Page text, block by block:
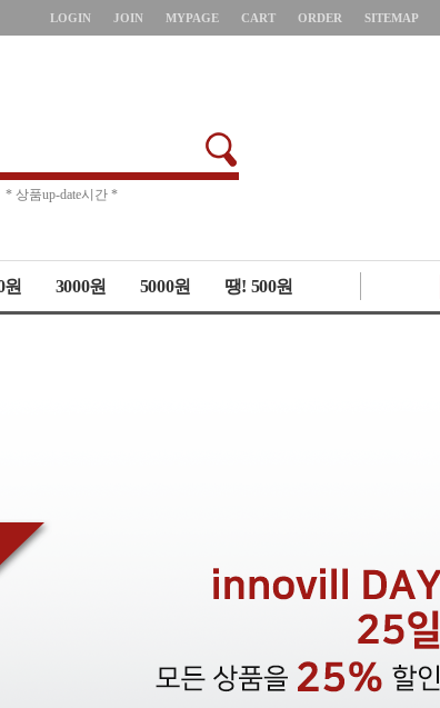
LOGIN JOIN MYPAGE CART ORDER SITEMAP
* 주문취소 제한 *
원 3000원 5000원 땡! 500원